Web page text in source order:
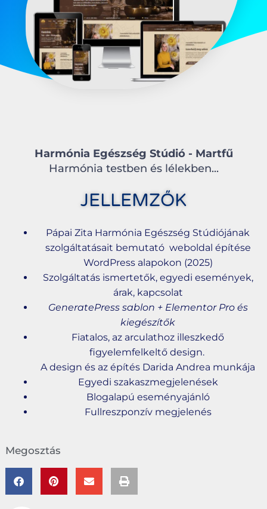
Harmónia Egészség Stúdió - Martfű
Harmónia testben és lélekben...
JELLEMZŐK
Pápai Zita Harmónia Egészség Stúdiójának
szolgáltatásait bemutató weboldal építése
WordPress alapokon (2025)
Szolgáltatás ismertetők, egyedi események,
árak, kapcsolat
GeneratePress sablon + Elementor Pro és
kiegészítők
Fiatalos, az arculathoz illeszkedő
figyelemfelkeltő design.
A design és az építés Darida Andrea munkája
Egyedi szakaszmegjelenések
Blogalapú eseményajánló
Fullreszponzív megjelenés
Megosztás